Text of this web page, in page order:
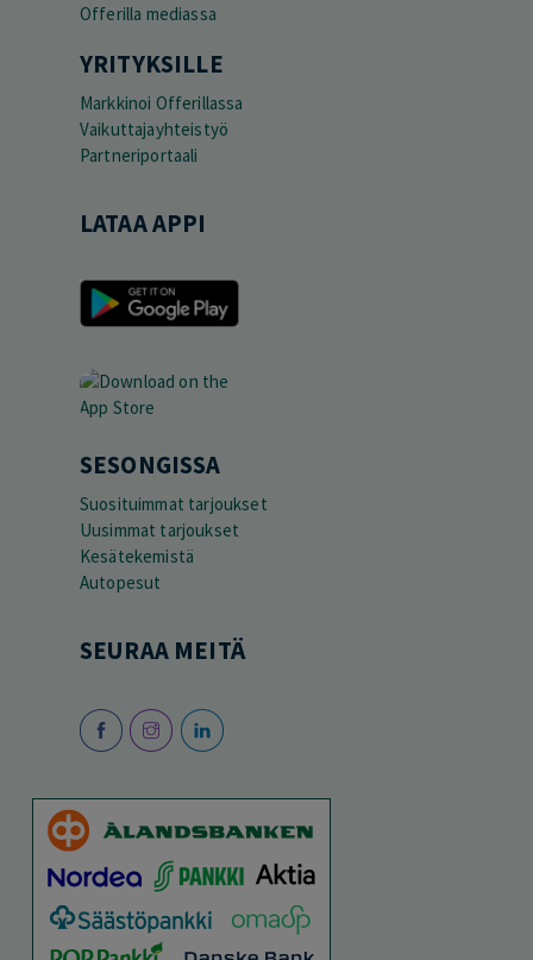
Offerilla mediassa
YRITYKSILLE
Markkinoi Offerillassa
Vaikuttajayhteistyö
Partneriportaali
LATAA APPI
SESONGISSA
Suosituimmat tarjoukset
Uusimmat tarjoukset
Kesätekemistä
Autopesut
SEURAA MEITÄ